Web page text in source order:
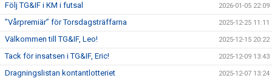
Följ TG&IF i KM i futsal 2026-01-05 22:09
”Vårpremiär” för Torsdagsträffarna 2025-12-25 11:11
Välkommen till TG&IF, Leo! 2025-12-15 20:22
Tack för insatsen i TG&IF, Eric! 2025-12-09 13:43
Dragningslistan kontantlotteriet 2025-12-07 13:24